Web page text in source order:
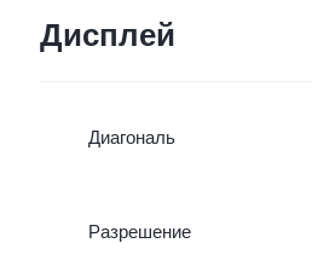
Дисплей
Диагональ
Разрешение